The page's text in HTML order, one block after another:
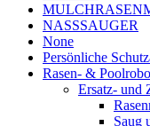
NASSSAUGER
None
Persönliche
Rasen- &
Ersatz- und
Saug